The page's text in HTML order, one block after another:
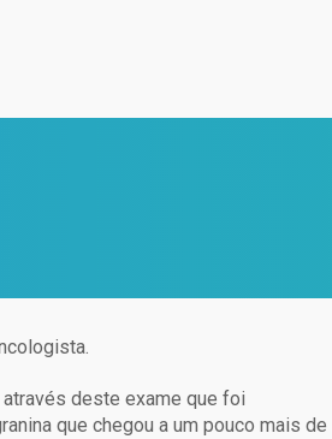
deste exame que foi
que chegou a um pouco mais de